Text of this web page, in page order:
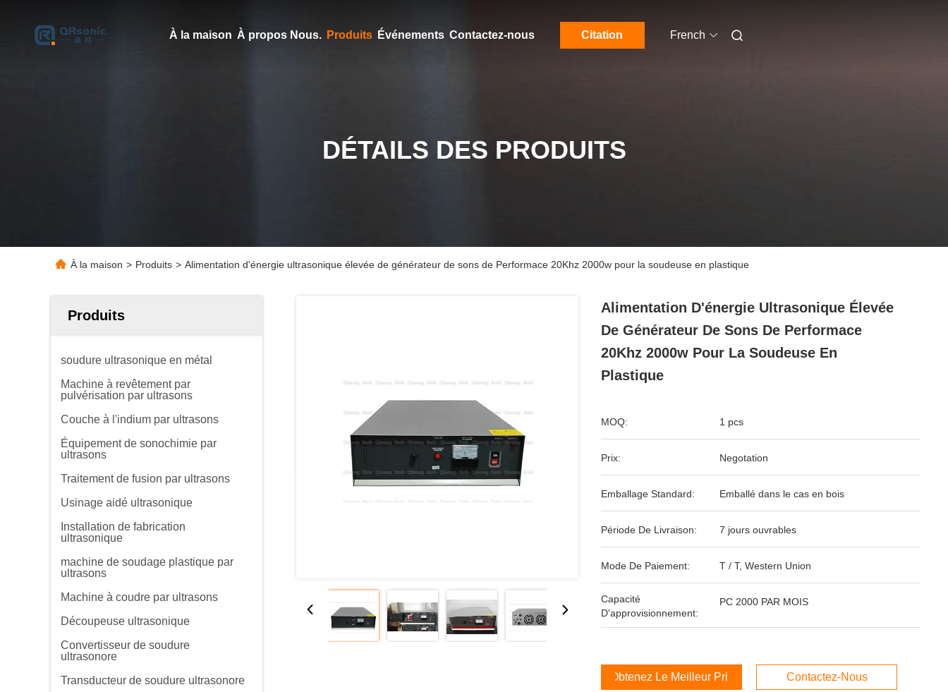
À la maison À propos Nous. Produits Événements Contactez-nous Citation French
DÉTAILS DES PRODUITS
À la maison > Produits > Alimentation d'énergie ultrasonique élevée de générateur de sons de Performace 20Khz 2000w pour la soudeuse en plastique
Produits
soudure ultrasonique en métal
Machine à revêtement par
pulvérisation par ultrasons
Couche à l'indium par ultrasons
Équipement de sonochimie par
ultrasons
Traitement de fusion par ultrasons
Usinage aidé ultrasonique
Installation de fabrication
ultrasonique
machine de soudage plastique par
ultrasons
Machine à coudre par ultrasons
Découpeuse ultrasonique
Convertisseur de soudure
ultrasonore
Transducteur de soudure ultrasonore
Alimentation D'énergie Ultrasonique Élevée
De Générateur De Sons De Performace
20Khz 2000w Pour La Soudeuse En
Plastique
MOQ: 1 pcs
Prix: Negotation
Emballage Standard: Emballé dans le cas en bois
Période De Livraison: 7 jours ouvrables
Mode De Paiement: T / T, Western Union
Capacité
D'approvisionnement:
PC 2000 PAR MOIS
Obtenez Le Meilleur Prix Contactez-Nous